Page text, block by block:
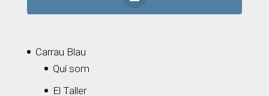
Carrau Blau
Quí som
El Taller